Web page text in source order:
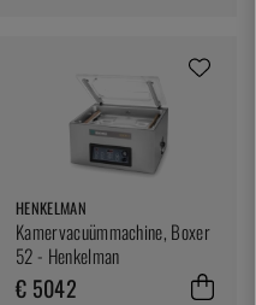
HENKELMAN
Kamervacuümmachine, Boxer
52 - Henkelman
€ 5042